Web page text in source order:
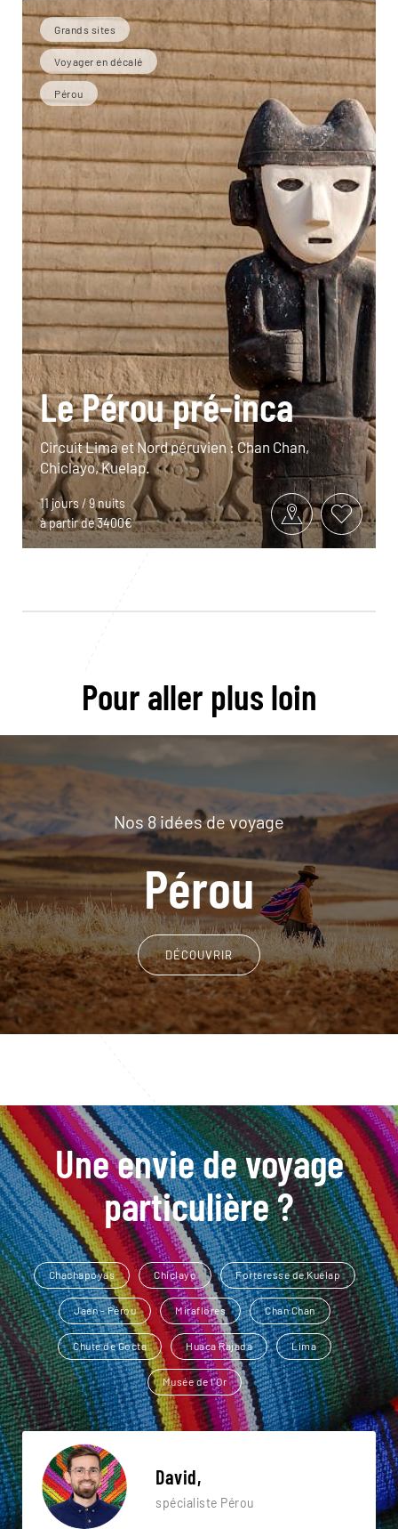
Grands sites
Voyager en décalé
Pérou
Le Pérou pré-inca
Circuit Lima et Nord péruvien : Chan Chan,
Chiclayo, Kuelap.
11 jours / 9 nuits
à partir de 3400€
Pour aller plus loin
Nos 8 idées de voyage
Pérou
DÉCOUVRIR
Une envie de voyage
particulière ?
Chachapoyas Chiclayo Forteresse de Kuelap
Jaen - Pérou Miraflores Chan Chan
Chute de Gocta Huaca Rajada Lima
Musée de l'Or
David,
spécialiste Pérou